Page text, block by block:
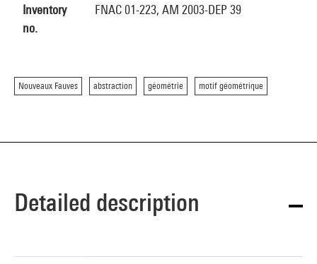
Inventory
no.
FNAC 01-223, AM 2003-DEP 39
Nouveaux Fauves abstraction géométrie motif géométrique
Detailed description